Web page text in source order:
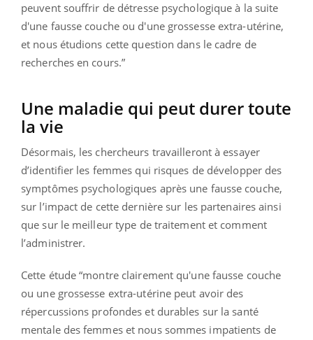
peuvent souffrir de détresse psychologique à la suite
d'une fausse couche ou d'une grossesse extra-utérine,
et nous étudions cette question dans le cadre de
recherches en cours.”
Une maladie qui peut durer toute
la vie
Désormais, les chercheurs travailleront à essayer
d’identifier les femmes qui risques de développer des
symptômes psychologiques après une fausse couche,
sur l’impact de cette dernière sur les partenaires ainsi
que sur le meilleur type de traitement et comment
l’administrer.
Cette étude “montre clairement qu'une fausse couche
ou une grossesse extra-utérine peut avoir des
répercussions profondes et durables sur la santé
mentale des femmes et nous sommes impatients de